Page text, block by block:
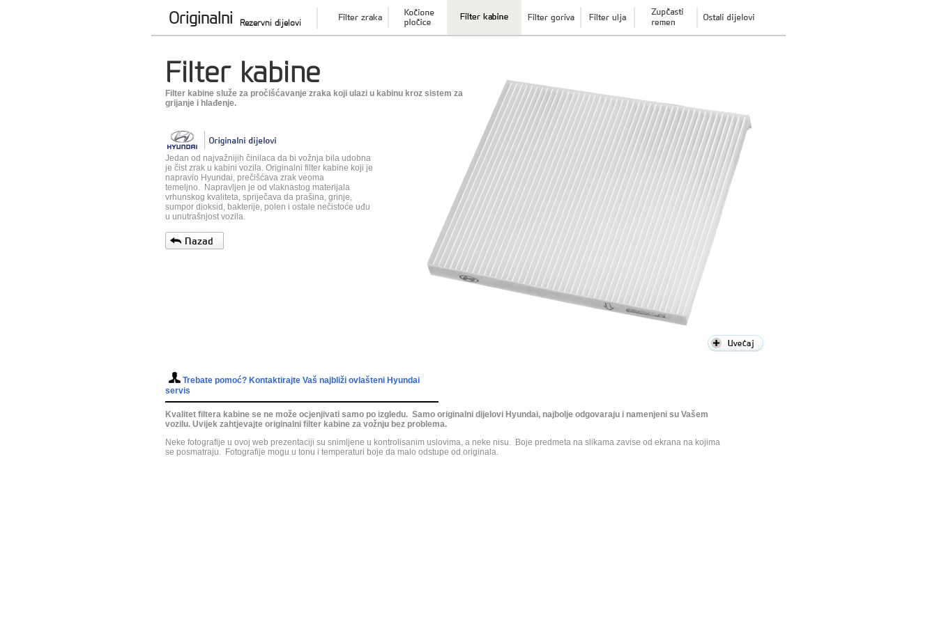
Originalni Rezervni dijelovi
Filter kabine
Filter kabine služe za pročišćavanje zraka koji ulazi u kabinu kroz sistem za
grijanje i hlađenje.
Jedan od najvažnijih činilaca da bi vožnja bila udobna
je čist zrak u kabini vozila. Originalni filter kabine koji je
napravio Hyundai, prečišćava zrak veoma
temeljno. Napravljen je od vlaknastog materijala
vrhunskog kvaliteta, spriječava da prašina, grinje,
sumpor dioksid, bakterije, polen i ostale nečistoće uđu
u unutrašnjost vozila.
Trebate pomoć? Kontaktirajte Vaš najbliži ovlašteni Hyundai
servis
Kvalitet filtera kabine se ne može ocjenjivati samo po izgledu. Samo originalni dijelovi Hyundai, najbolje odgovaraju i namenjeni su Vašem
vozilu. Uvijek zahtjevajte originalni filter kabine za vožnju bez problema.
Neke fotografije u ovoj web prezentaciji su snimljene u kontrolisanim uslovima, a neke nisu. Boje predmeta na slikama zavise od ekrana na kojima
se posmatraju. Fotografije mogu u tonu i temperaturi boje da malo odstupe od originala.